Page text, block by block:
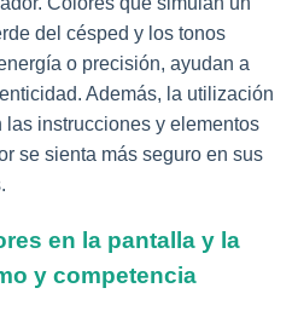
del césped y los tonos
o precisión, ayudan a
Además, la utilización
instrucciones y elementos
se sienta más seguro en sus
en la pantalla y la
y competencia